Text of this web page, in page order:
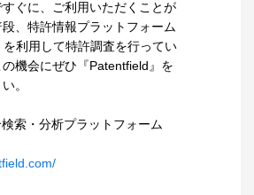
すぐに、ご利用いただくことが
、特許情報プラットフォーム
を利用して特許調査を行ってい
機会にぜひ『Patentfield』を
。
検索・分析プラットフォーム